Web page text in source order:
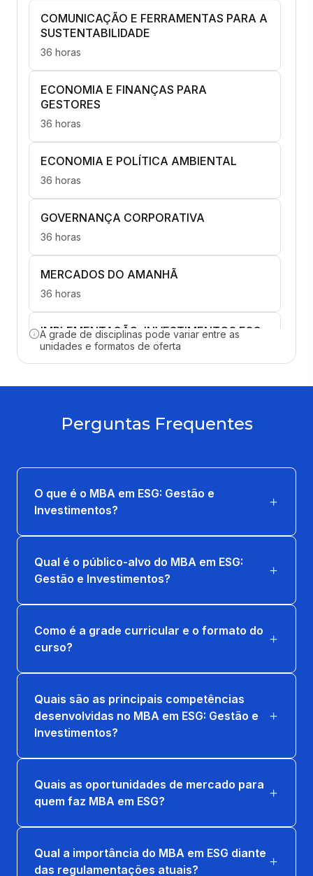
COMUNICAÇÃO E FERRAMENTAS PARA A
SUSTENTABILIDADE
36 horas
ECONOMIA E FINANÇAS PARA
GESTORES
36 horas
ECONOMIA E POLÍTICA AMBIENTAL
36 horas
GOVERNANÇA CORPORATIVA
36 horas
MERCADOS DO AMANHÃ
36 horas
IMPLEMENTAÇÃO, INVESTIMENTOS ESG
E FINANÇAS
36 horas
SUSTENTABILIDADE
E INTEGRAÇÃO ESG
36 horas
36 horas
MUDANÇAS GLOBAIS E
36 horas
A grade de disciplinas pode variar entre as
unidades e formatos de oferta
Perguntas Frequentes
O que é o MBA em ESG: Gestão e
Investimentos?
Qual é o público-alvo do MBA em ESG:
Gestão e Investimentos?
Como é a grade curricular e o formato do
curso?
Quais são as principais competências
desenvolvidas no MBA em ESG: Gestão e
Investimentos?
Quais as oportunidades de mercado para
quem faz MBA em ESG?
Qual a importância do MBA em ESG diante
das regulamentações atuais?